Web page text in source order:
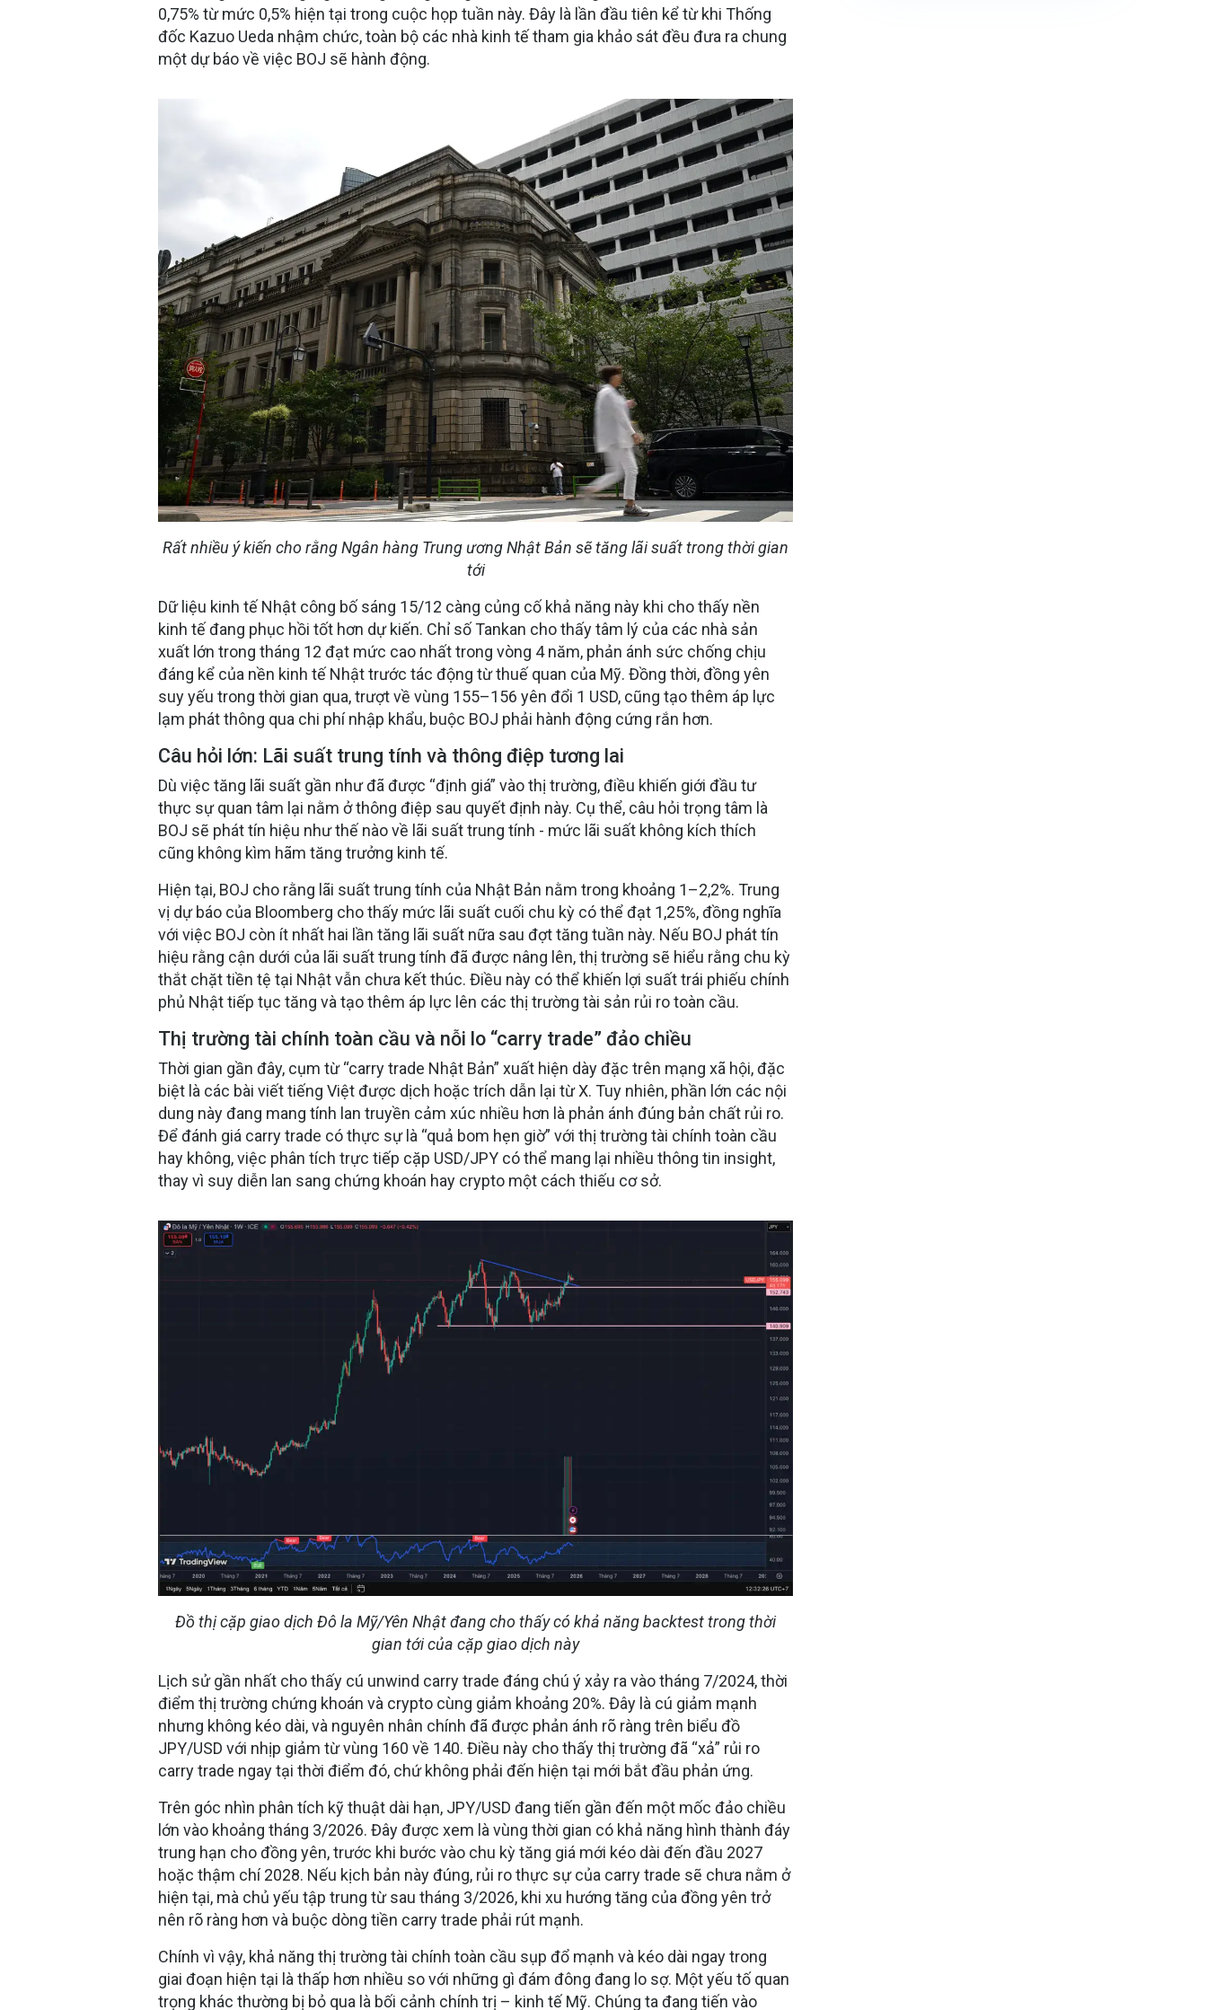
0,75% từ mức 0,5% hiện tại trong cuộc họp tuần này. Đây là lần đầu tiên kể từ khi Thống
đốc Kazuo Ueda nhậm chức, toàn bộ các nhà kinh tế tham gia khảo sát đều đưa ra chung
một dự báo về việc BOJ sẽ hành động.
Rất nhiều ý kiến cho rằng Ngân hàng Trung ương Nhật Bản sẽ tăng lãi suất trong thời gian
tới
Dữ liệu kinh tế Nhật công bố sáng 15/12 càng củng cố khả năng này khi cho thấy nền
kinh tế đang phục hồi tốt hơn dự kiến. Chỉ số Tankan cho thấy tâm lý của các nhà sản
xuất lớn trong tháng 12 đạt mức cao nhất trong vòng 4 năm, phản ánh sức chống chịu
đáng kể của nền kinh tế Nhật trước tác động từ thuế quan của Mỹ. Đồng thời, đồng yên
suy yếu trong thời gian qua, trượt về vùng 155–156 yên đổi 1 USD, cũng tạo thêm áp lực
lạm phát thông qua chi phí nhập khẩu, buộc BOJ phải hành động cứng rắn hơn.
Câu hỏi lớn: Lãi suất trung tính và thông điệp tương lai
Dù việc tăng lãi suất gần như đã được “định giá” vào thị trường, điều khiến giới đầu tư
thực sự quan tâm lại nằm ở thông điệp sau quyết định này. Cụ thể, câu hỏi trọng tâm là
BOJ sẽ phát tín hiệu như thế nào về lãi suất trung tính - mức lãi suất không kích thích
cũng không kìm hãm tăng trưởng kinh tế.
Hiện tại, BOJ cho rằng lãi suất trung tính của Nhật Bản nằm trong khoảng 1–2,2%. Trung
vị dự báo của Bloomberg cho thấy mức lãi suất cuối chu kỳ có thể đạt 1,25%, đồng nghĩa
với việc BOJ còn ít nhất hai lần tăng lãi suất nữa sau đợt tăng tuần này. Nếu BOJ phát tín
hiệu rằng cận dưới của lãi suất trung tính đã được nâng lên, thị trường sẽ hiểu rằng chu kỳ
thắt chặt tiền tệ tại Nhật vẫn chưa kết thúc. Điều này có thể khiến lợi suất trái phiếu chính
phủ Nhật tiếp tục tăng và tạo thêm áp lực lên các thị trường tài sản rủi ro toàn cầu.
Thị trường tài chính toàn cầu và nỗi lo “carry trade” đảo chiều
Thời gian gần đây, cụm từ “carry trade Nhật Bản” xuất hiện dày đặc trên mạng xã hội, đặc
biệt là các bài viết tiếng Việt được dịch hoặc trích dẫn lại từ X. Tuy nhiên, phần lớn các nội
dung này đang mang tính lan truyền cảm xúc nhiều hơn là phản ánh đúng bản chất rủi ro.
Để đánh giá carry trade có thực sự là “quả bom hẹn giờ” với thị trường tài chính toàn cầu
hay không, việc phân tích trực tiếp cặp USD/JPY có thể mang lại nhiều thông tin insight,
thay vì suy diễn lan sang chứng khoán hay crypto một cách thiếu cơ sở.
Đồ thị cặp giao dịch Đô la Mỹ/Yên Nhật đang cho thấy có khả năng backtest trong thời
gian tới của cặp giao dịch này
Lịch sử gần nhất cho thấy cú unwind carry trade đáng chú ý xảy ra vào tháng 7/2024, thời
điểm thị trường chứng khoán và crypto cùng giảm khoảng 20%. Đây là cú giảm mạnh
nhưng không kéo dài, và nguyên nhân chính đã được phản ánh rõ ràng trên biểu đồ
JPY/USD với nhịp giảm từ vùng 160 về 140. Điều này cho thấy thị trường đã “xả” rủi ro
carry trade ngay tại thời điểm đó, chứ không phải đến hiện tại mới bắt đầu phản ứng.
Trên góc nhìn phân tích kỹ thuật dài hạn, JPY/USD đang tiến gần đến một mốc đảo chiều
lớn vào khoảng tháng 3/2026. Đây được xem là vùng thời gian có khả năng hình thành đáy
trung hạn cho đồng yên, trước khi bước vào chu kỳ tăng giá mới kéo dài đến đầu 2027
hoặc thậm chí 2028. Nếu kịch bản này đúng, rủi ro thực sự của carry trade sẽ chưa nằm ở
hiện tại, mà chủ yếu tập trung từ sau tháng 3/2026, khi xu hướng tăng của đồng yên trở
nên rõ ràng hơn và buộc dòng tiền carry trade phải rút mạnh.
Chính vì vậy, khả năng thị trường tài chính toàn cầu sụp đổ mạnh và kéo dài ngay trong
giai đoạn hiện tại là thấp hơn nhiều so với những gì đám đông đang lo sợ. Một yếu tố quan
trọng khác thường bị bỏ qua là bối cảnh chính trị – kinh tế Mỹ. Chúng ta đang tiến vào